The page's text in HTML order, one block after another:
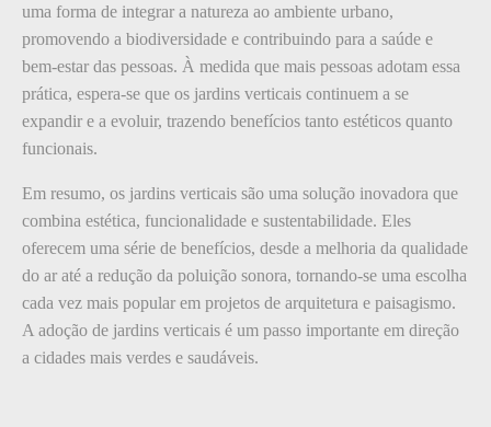
uma forma de integrar a natureza ao ambiente urbano,
promovendo a biodiversidade e contribuindo para a saúde e
bem-estar das pessoas. À medida que mais pessoas adotam essa
prática, espera-se que os jardins verticais continuem a se
expandir e a evoluir, trazendo benefícios tanto estéticos quanto
funcionais.
Em resumo, os jardins verticais são uma solução inovadora que
combina estética, funcionalidade e sustentabilidade. Eles
oferecem uma série de benefícios, desde a melhoria da qualidade
do ar até a redução da poluição sonora, tornando-se uma escolha
cada vez mais popular em projetos de arquitetura e paisagismo.
A adoção de jardins verticais é um passo importante em direção
a cidades mais verdes e saudáveis.